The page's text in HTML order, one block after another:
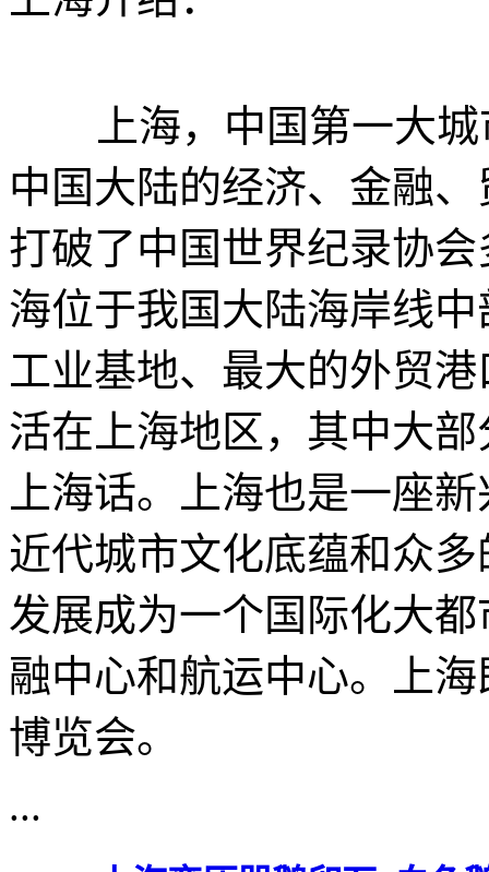
上海，中国第一大城
中国大陆的经济、金融
打破了中国世界纪录协
海位于我国大陆海岸线
工业基地、最大的外贸
活在上海地区，其中大
上海话。上海也是一座
近代城市文化底蕴和众
发展成为一个国际化大
融中心和航运中心。上
博览会。
...